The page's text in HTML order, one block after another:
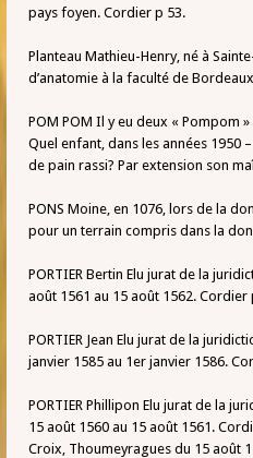
pays foyen. Cordier p 53.
Planteau Mathieu-Henry, né à
d’anatomie à la faculté de
POM POM Il y eu deux « Pompom
Quel enfant, dans les années 1950
de pain rassi? Par extension son
PONS Moine, en 1076, lors de la
pour un terrain compris dans la
PORTIER Bertin Elu jurat de la
août 1561 au 15 août 1562. Cordier
PORTIER Jean Elu jurat de la
janvier 1585 au 1er janvier 1586.
PORTIER Phillipon Elu jurat de la
15 août 1560 au 15 août 1561.
Croix, Thoumeyragues du 15 août